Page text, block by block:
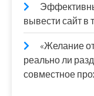
вывести сайт в
«Желание
реально ли
совместное